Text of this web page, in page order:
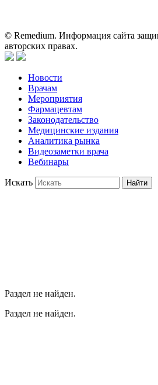
© Remedium. Информация сайта
авторских правах.
Новости
Врачам
Мероприятия
Фармацевтам
Законодательство
Медицинские издания
Аналитика рынка
Видеозаметки врача
Вебинары
Искать Найти
Раздел не найден.
Раздел не найден.